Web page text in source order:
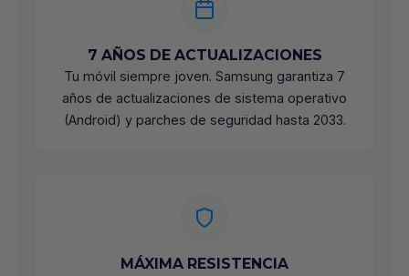
7 AÑOS DE ACTUALIZACIONES
Tu móvil siempre joven. Samsung garantiza 7
años de actualizaciones de sistema operativo
(Android) y parches de seguridad hasta 2033.
MÁXIMA RESISTENCIA